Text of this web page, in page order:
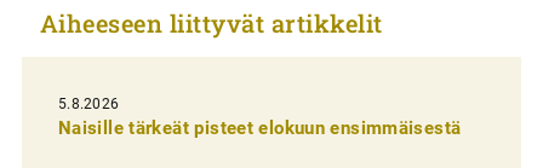
l
e
Aiheeseen liittyvät artikkelit
5.8.2026
Naisille tärkeät pisteet elokuun ensimmäisestä